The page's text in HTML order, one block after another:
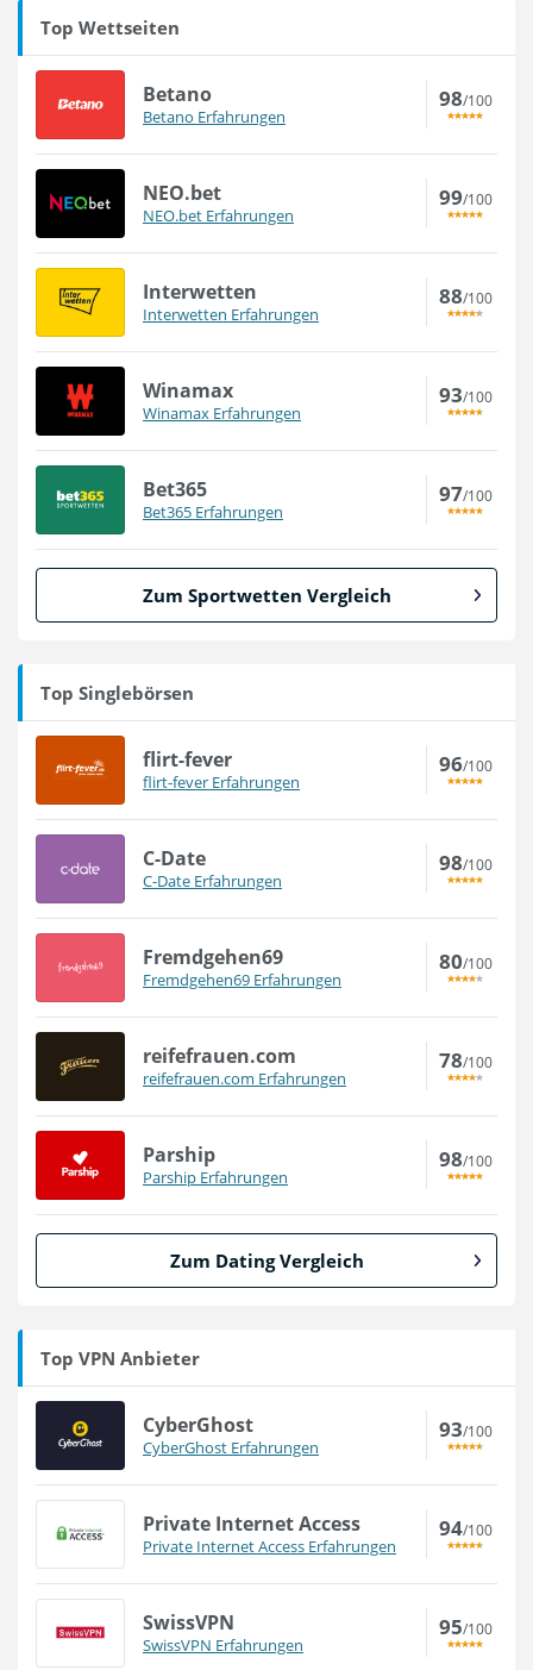
Top Wettseiten
Betano
Betano Erfahrungen
98/100
NEO.bet
NEO.bet Erfahrungen
99/100
Interwetten
Interwetten Erfahrungen
88/100
Winamax
Winamax Erfahrungen
93/100
Bet365
Bet365 Erfahrungen
97/100
Zum Sportwetten Vergleich
Top Singlebörsen
flirt-fever
flirt-fever Erfahrungen
96/100
C-Date
C-Date Erfahrungen
98/100
Fremdgehen69
Fremdgehen69 Erfahrungen
80/100
reifefrauen.com
reifefrauen.com Erfahrungen
78/100
Parship
Parship Erfahrungen
98/100
Zum Dating Vergleich
Top VPN Anbieter
CyberGhost
CyberGhost Erfahrungen
93/100
Private Internet Access
Private Internet Access Erfahrungen
94/100
SwissVPN
SwissVPN Erfahrungen
95/100